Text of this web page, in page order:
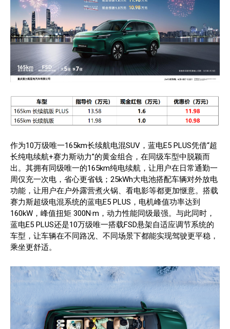
作为10万级唯一165km长续航电混SUV，蓝电E5 PLUS凭借“超
长纯电续航+赛力斯动力”的黄金组合，在同级车型中脱颖而
出。其拥有同级唯一的165km纯电续航，让用户在日常通勤一
周仅充一次电，省心更省钱；25kWh大电池搭配车辆对外放电
功能，让用户在户外露营煮火锅、看电影等都更加惬意。搭载
赛力斯超级电混系统的蓝电E5 PLUS，电机峰值功率达到
160kW，峰值扭矩 300N·m，动力性能同级最强。与此同时，
蓝电E5 PLUS还是10万级唯一搭载FSD悬架自适应调节系统的
车型，让车辆在不同路况、不同场景下都能实现驾驶更平稳，
乘坐更舒适。